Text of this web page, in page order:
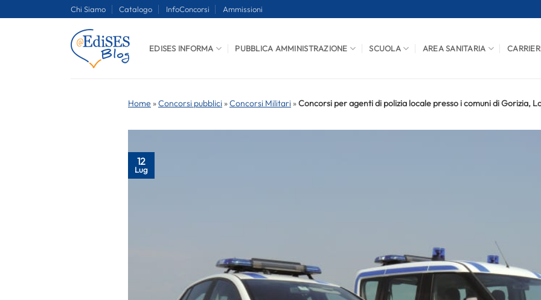
Chi Siamo Catalogo InfoConcorsi Ammissioni
EDISES INFORMA PUBBLICA AMMINISTRAZIONE SCUOLA AREA SANITARIA
Home »Concorsi pubblici »Concorsi Militari »Concorsi per agenti di polizia locale presso i comuni di Gorizia,
12
Lug